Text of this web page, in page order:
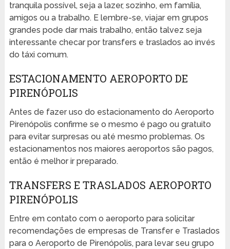
tranquila possível, seja a lazer, sozinho, em família,
amigos ou a trabalho. E lembre-se, viajar em grupos
grandes pode dar mais trabalho, então talvez seja
interessante checar por transfers e traslados ao invés
do táxi comum.
ESTACIONAMENTO AEROPORTO DE
PIRENÓPOLIS
Antes de fazer uso do estacionamento do Aeroporto
Pirenópolis confirme se o mesmo é pago ou gratuito
para evitar surpresas ou até mesmo problemas. Os
estacionamentos nos maiores aeroportos são pagos,
então é melhor ir preparado.
TRANSFERS E TRASLADOS AEROPORTO
PIRENÓPOLIS
Entre em contato com o aeroporto para solicitar
recomendações de empresas de Transfer e Traslados
para o Aeroporto de Pirenópolis, para levar seu grupo